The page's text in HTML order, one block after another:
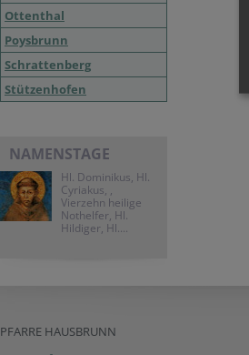
Ottenthal
Poysbrunn
Schrattenberg
Stützenhofen
NAMENSTAGE
Hl. Dominikus, Hl.
Cyriakus, ,
Vierzehn heilige
Nothelfer, Hl.
Hildiger, Hl....
PFARRE HAUSBRUNN